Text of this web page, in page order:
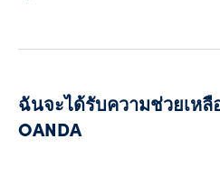
สหรัฐอเมริกา (ใน OANDA
แนะนำโบรกเกอร์ (IB) โดยมี
ฉันจะได้รับความช่วยเหลื
OANDA